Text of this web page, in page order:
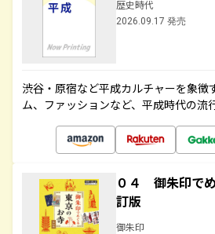
歴史時代
2026.09.17 発売
渋谷・原宿など平成カルチャーを象徴
ム、ファッションなど、平成時代の流
０４ 御朱印で
訂版
御朱印